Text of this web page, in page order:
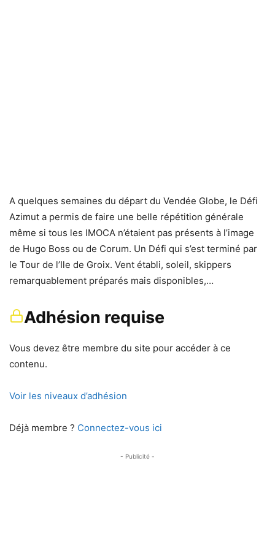
A quelques semaines du départ du Vendée Globe, le Défi
Azimut a permis de faire une belle répétition générale
même si tous les IMOCA n’étaient pas présents à l’image
de Hugo Boss ou de Corum. Un Défi qui s’est terminé par
le Tour de l’Ile de Groix. Vent établi, soleil, skippers
remarquablement préparés mais disponibles,…
Adhésion requise
Vous devez être membre du site pour accéder à ce
contenu.
Voir les niveaux d’adhésion
Déjà membre ? Connectez-vous ici
- Publicité -